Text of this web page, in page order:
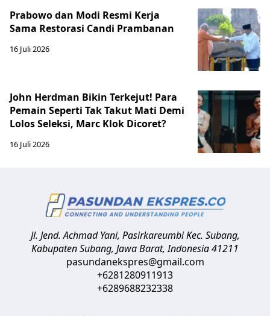
Prabowo dan Modi Resmi Kerja
Sama Restorasi Candi Prambanan
16 Juli 2026
John Herdman Bikin Terkejut! Para
Pemain Seperti Tak Takut Mati Demi
Lolos Seleksi, Marc Klok Dicoret?
16 Juli 2026
Jl. Jend. Achmad Yani, Pasirkareumbi Kec. Subang,
Kabupaten Subang, Jawa Barat,Indonesia41211
pasundanekspres@gmail.com
+6281280911913
+6289688232338